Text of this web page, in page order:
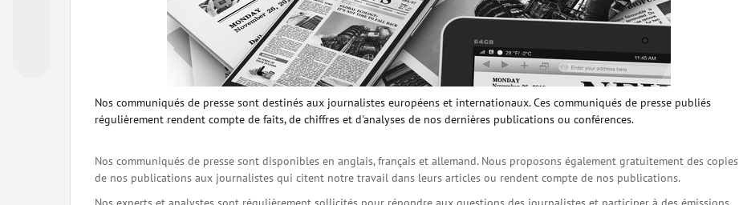
Nos communiqués de presse sont destinés aux journalistes européens et internationaux. Ces communiqués de presse publiés
régulièrement rendent compte de faits, de chiffres et d'analyses de nos dernières publications ou conférences.
Nos communiqués de presse sont disponibles en anglais, français et allemand. Nous proposons également gratuitement des copies
de nos publications aux journalistes qui citent notre travail dans leurs articles ou rendent compte de nos publications.